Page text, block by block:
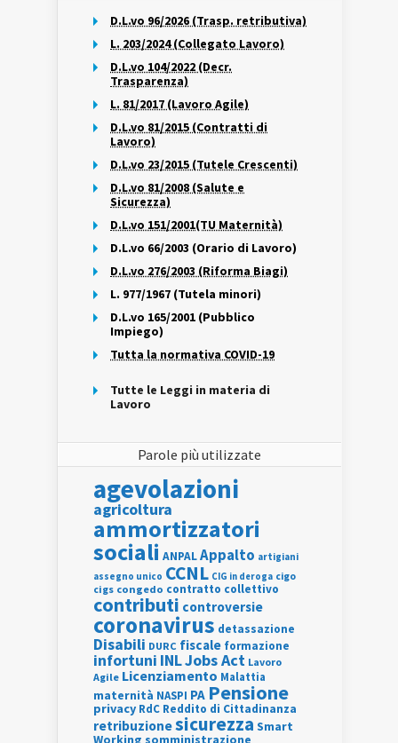
D.L.vo 96/2026 (Trasp. retributiva)
L. 203/2024 (Collegato Lavoro)
D.L.vo 104/2022 (Decr.
Trasparenza)
L. 81/2017 (Lavoro Agile)
D.L.vo 81/2015 (Contratti di
Lavoro)
D.L.vo 23/2015 (Tutele Crescenti)
D.L.vo 81/2008 (Salute e
Sicurezza)
D.L.vo 151/2001(TU Maternità)
D.L.vo 66/2003 (Orario di Lavoro)
D.L.vo 276/2003 (Riforma Biagi)
L. 977/1967 (Tutela minori)
D.L.vo 165/2001 (Pubblico
Impiego)
Tutta la normativa COVID-19
Tutte le Leggi in materia di
Lavoro
Parole più utilizzate
agevolazioni
agricoltura
ammortizzatori
sociali ANPALAppalto artigiani
assegno unico CCNL CIG in deroga cigo
cigs congedo contratto collettivo
contributi controversie
coronavirus detassazione
Disabili DURC fiscale formazione
infortuni INLJobs Act Lavoro
Agile Licenziamento Malattia
maternità NASPI PA Pensione
privacy RdC Reddito di Cittadinanza
retribuzionesicurezza Smart
Working somministrazione